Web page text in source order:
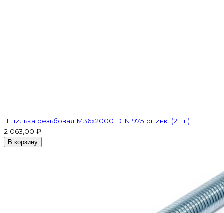
Шпилька резьбовая M36x2000 DIN 975 оцинк. (2шт.)
2 063,00 ₽
В корзину